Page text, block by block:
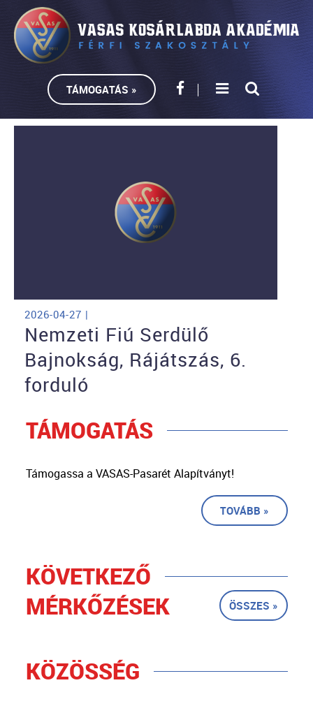
TÁMOGATÁS »
2026-04-27 |
Nemzeti Fiú Serdülő
Bajnokság, Rájátszás, 6.
forduló
TÁMOGATÁS
Támogassa a VASAS-Pasarét Alapítványt!
TOVÁBB »
KÖVETKEZŐ
MÉRKŐZÉSEK
ÖSSZES »
KÖZÖSSÉG